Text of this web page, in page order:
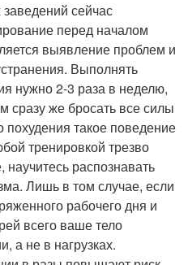
сейчас
перед началом
выявление проблем и
Выполнять
нужно 2-3 раза в неделю,
сразу же бросать все силы
такое поведение
тренировкой трезво
распознавать
Лишь в том случае, если
рабочего дня и
всего ваше тело
а не в нагрузках.